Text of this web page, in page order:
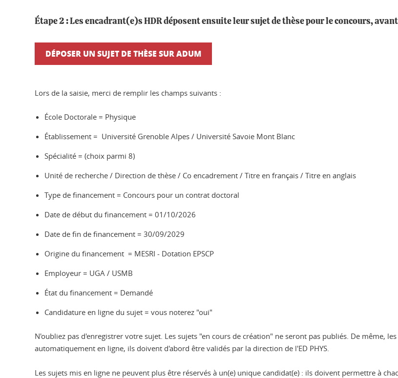
Étape 2 : Les encadrant(e)s HDR déposent ensuite leur sujet de thèse pour le concours,
DÉPOSER UN SUJET DE THÈSE SUR ADUM
Lors de la saisie, merci de remplir les champs suivants :
École Doctorale = Physique
Établissement = Université Grenoble Alpes / Université Savoie Mont Blanc
Spécialité = (choix parmi 8)
Unité de recherche / Direction de thèse / Co encadrement / Titre en français / Titre en anglais
Type de financement = Concours pour un contrat doctoral
Date de début du financement = 01/10/2026
Date de fin de financement = 30/09/2029
Origine du financement = MESRI - Dotation EPSCP
Employeur = UGA / USMB
État du financement = Demandé
Candidature en ligne du sujet = vous noterez "oui"
N'oubliez pas d'enregistrer votre sujet. Les sujets "en cours de création" ne seront pas publiés. De même,
automatiquement en ligne, ils doivent d'abord être validés par la direction de l'ED PHYS.
Les sujets mis en ligne ne peuvent plus être réservés à un(e) unique candidat(e) : ils doivent permettre à